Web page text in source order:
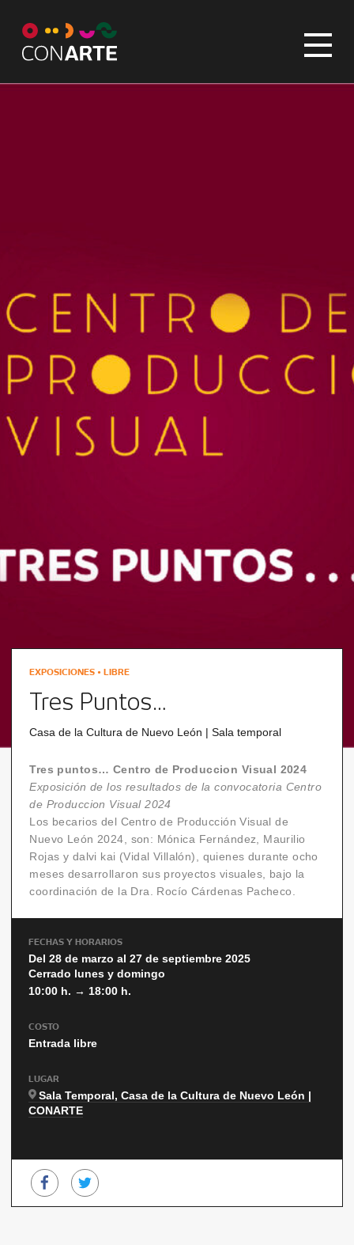
EXPOSICIONES • LIBRE
Tres Puntos…
Casa de la Cultura de Nuevo León | Sala temporal
Tres puntos… Centro de Produccion Visual 2024
Exposición de los resultados de la convocatoria Centro
de Produccion Visual 2024
Los becarios del Centro de Producción Visual de
Nuevo León 2024, son: Mónica Fernández, Maurilio
Rojas y dalvi kai (Vidal Villalón), quienes durante ocho
meses desarrollaron sus proyectos visuales, bajo la
coordinación de la Dra. Rocío Cárdenas Pacheco.
FECHAS Y HORARIOS
Del 28 de marzo al 27 de septiembre 2025
Cerrado lunes y domingo
10:00 h. → 18:00 h.
COSTO
Entrada libre
LUGAR
Sala Temporal, Casa de la Cultura de Nuevo León |
CONARTE